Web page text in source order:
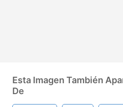
Esta Imagen También
De